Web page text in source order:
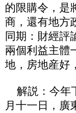
的限購令，是
商，還有地方
同期：財經評
兩個利益主體
地，房地産好
解説：今年
月十一日，廣